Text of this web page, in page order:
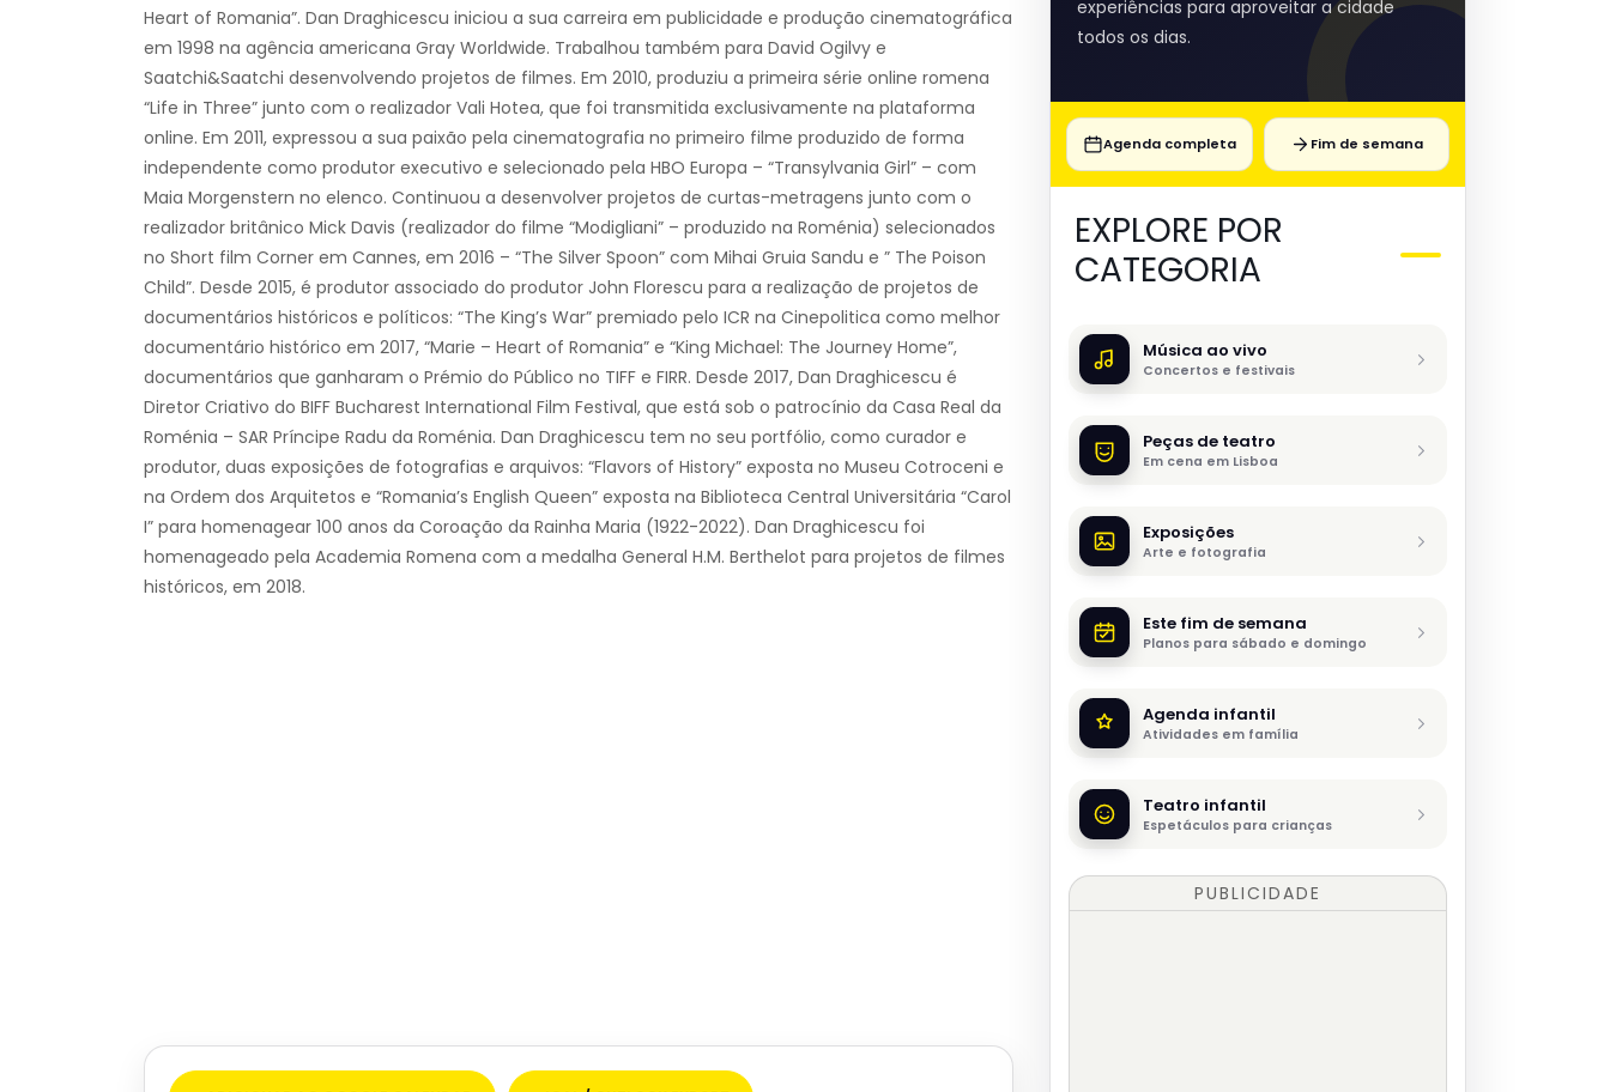
Heart of Romania”. Dan Draghicescu iniciou a sua carreira em publicidade e produção cinematográfica
em 1998 na agência americana Gray Worldwide. Trabalhou também para David Ogilvy e
Saatchi&Saatchi desenvolvendo projetos de filmes. Em 2010, produziu a primeira série online romena
“Life in Three” junto com o realizador Vali Hotea, que foi transmitida exclusivamente na plataforma
online. Em 2011, expressou a sua paixão pela cinematografia no primeiro filme produzido de forma
independente como produtor executivo e selecionado pela HBO Europa – “Transylvania Girl” – com
Maia Morgenstern no elenco. Continuou a desenvolver projetos de curtas-metragens junto com o
realizador britânico Mick Davis (realizador do filme “Modigliani” – produzido na Roménia) selecionados
no Short film Corner em Cannes, em 2016 – “The Silver Spoon” com Mihai Gruia Sandu e ” The Poison
Child”. Desde 2015, é produtor associado do produtor John Florescu para a realização de projetos de
documentários históricos e políticos: “The King’s War” premiado pelo ICR na Cinepolitica como melhor
documentário histórico em 2017, “Marie – Heart of Romania” e “King Michael: The Journey Home”,
documentários que ganharam o Prémio do Público no TIFF e FIRR. Desde 2017, Dan Draghicescu é
Diretor Criativo do BIFF Bucharest International Film Festival, que está sob o patrocínio da Casa Real da
Roménia – SAR Príncipe Radu da Roménia. Dan Draghicescu tem no seu portfólio, como curador e
produtor, duas exposições de fotografias e arquivos: “Flavors of History” exposta no Museu Cotroceni e
na Ordem dos Arquitetos e “Romania’s English Queen” exposta na Biblioteca Central Universitária “Carol
I” para homenagear 100 anos da Coroação da Rainha Maria (1922-2022). Dan Draghicescu foi
homenageado pela Academia Romena com a medalha General H.M. Berthelot para projetos de filmes
históricos, em 2018.
experiências para aproveitar a cidade
todos os dias.
Agenda completa Fim de semana
EXPLORE POR
CATEGORIA
Música ao vivo
Concertos e festivais
Peças de teatro
Em cena em Lisboa
Exposições
Arte e fotografia
Este fim de semana
Planos para sábado e domingo
Agenda infantil
Atividades em família
Teatro infantil
Espetáculos para crianças
PUBLICIDADE